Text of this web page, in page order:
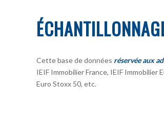
Cette base de données réservée aux
IEIF Immobilier France, IEIF Immobilier
Euro Stoxx 50, etc.